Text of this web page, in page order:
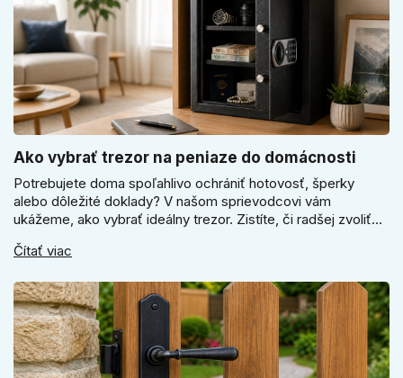
Ako vybrať trezor na peniaze do domácnosti
Potrebujete doma spoľahlivo ochrániť hotovosť, šperky
alebo dôležité doklady? V našom sprievodcovi vám
ukážeme, ako vybrať ideálny trezor. Zistíte, či radšej zvoliť
kľúčové jeho správne ukotvenie.
Čítať viac